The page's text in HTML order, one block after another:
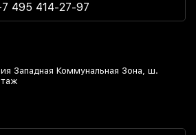
495 414-27-97
Западная Коммунальная Зона, ш.